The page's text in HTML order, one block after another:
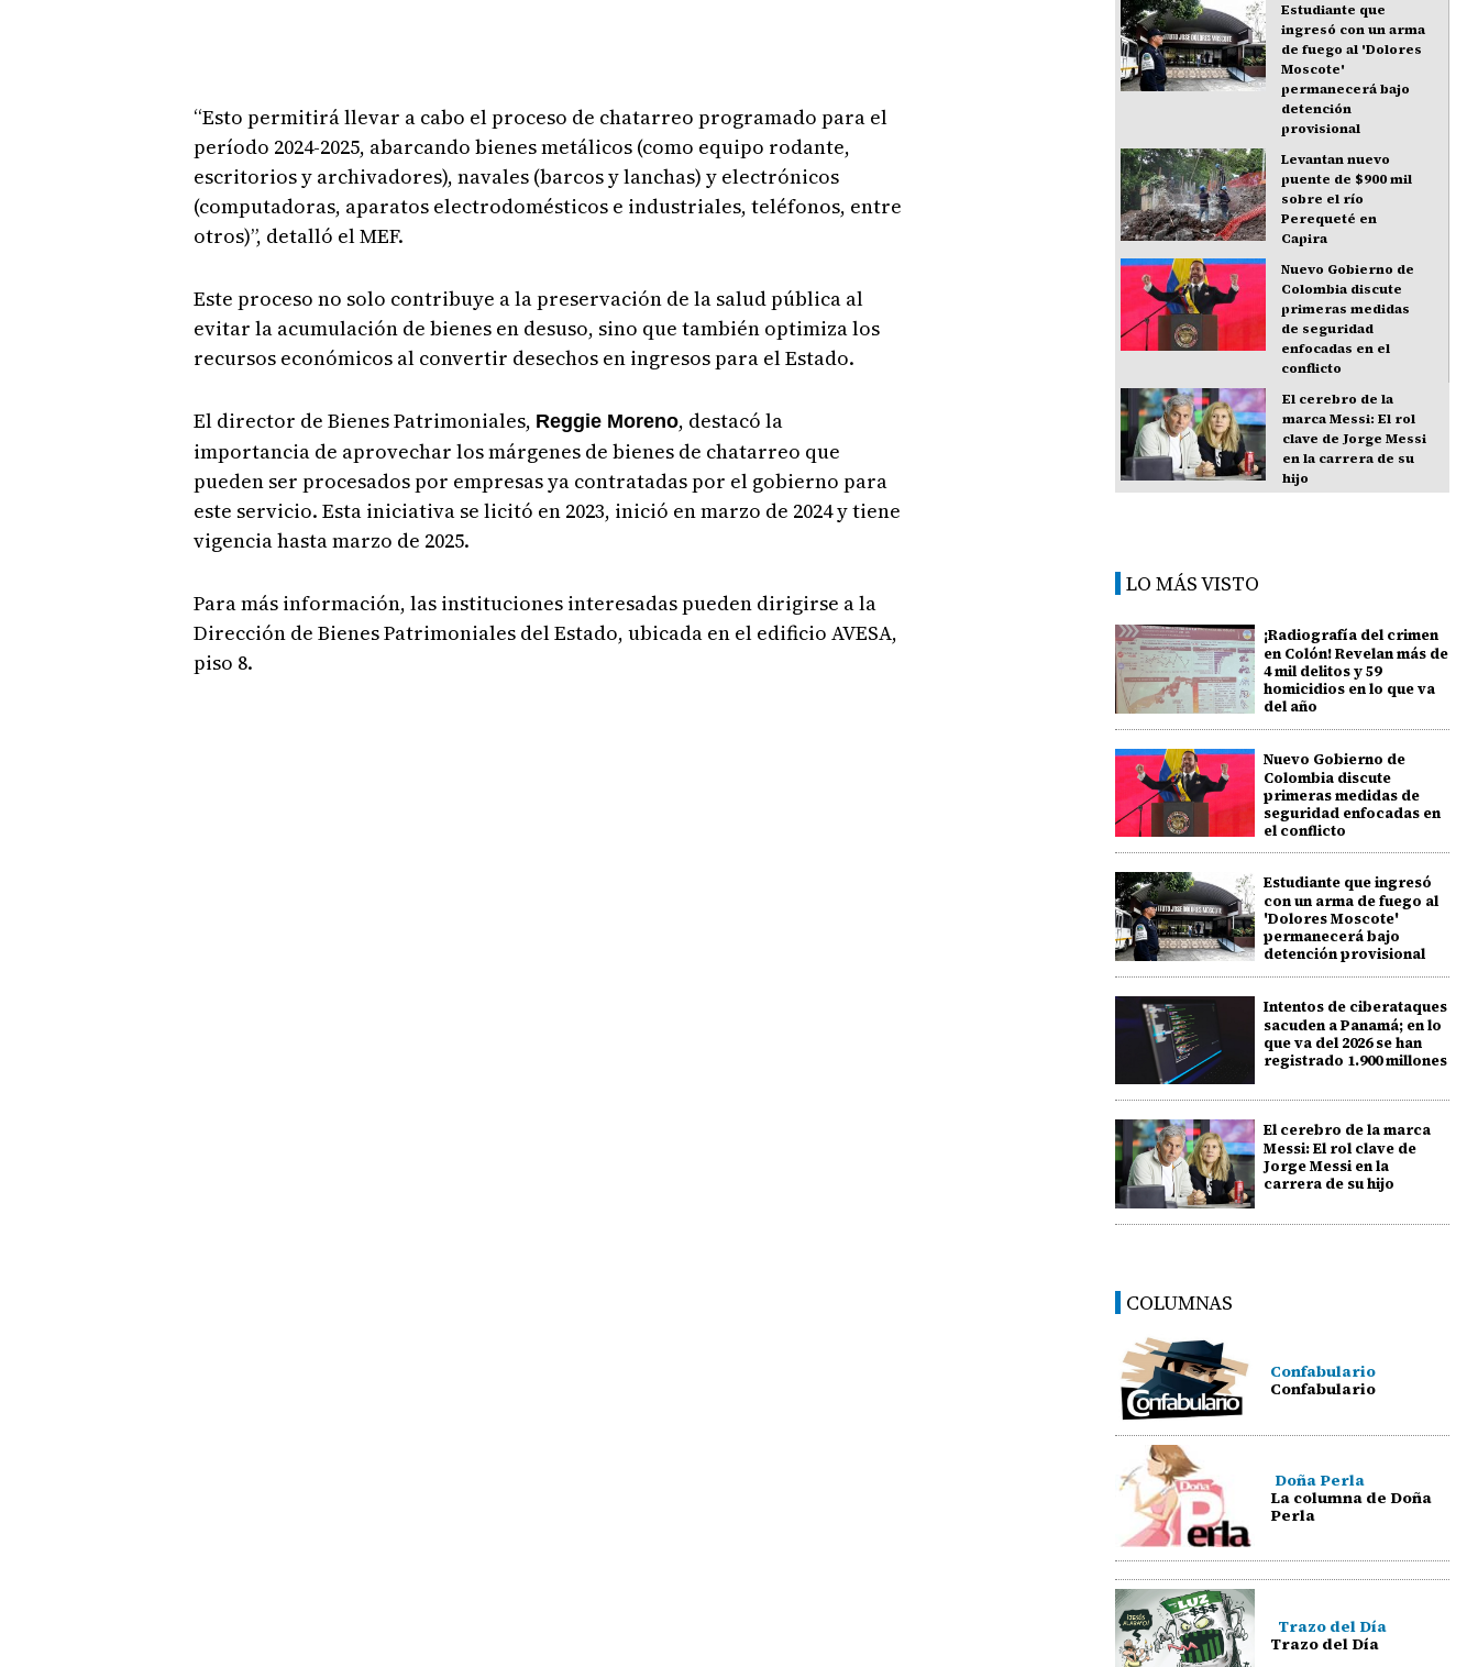
“Esto permitirá llevar a cabo el proceso de chatarreo programado para el
período 2024-2025, abarcando bienes metálicos (como equipo rodante,
escritorios y archivadores), navales (barcos y lanchas) y electrónicos
(computadoras, aparatos electrodomésticos e industriales, teléfonos, entre
otros)”, detalló el MEF.
Este proceso no solo contribuye a la preservación de la salud pública al
evitar la acumulación de bienes en desuso, sino que también optimiza los
recursos económicos al convertir desechos en ingresos para el Estado.
El director de Bienes Patrimoniales, Reggie Moreno, destacó la
importancia de aprovechar los márgenes de bienes de chatarreo que
pueden ser procesados por empresas ya contratadas por el gobierno para
este servicio. Esta iniciativa se licitó en 2023, inició en marzo de 2024 y tiene
vigencia hasta marzo de 2025.
Para más información, las instituciones interesadas pueden dirigirse a la
Dirección de Bienes Patrimoniales del Estado, ubicada en el edificio AVESA,
piso 8.
Estudiante que
ingresó con un arma
de fuego al 'Dolores
Moscote'
permanecerá bajo
detención
provisional
Levantan nuevo
puente de $900 mil
sobre el río
Perequeté en
Capira
Nuevo Gobierno de
Colombia discute
primeras medidas
de seguridad
enfocadas en el
conflicto
El cerebro de la
marca Messi: El rol
clave de Jorge Messi
en la carrera de su
hijo
LO MÁS VISTO
¡Radiografía del crimen
en Colón! Revelan más de
4 mil delitos y 59
homicidios en lo que va
del año
Nuevo Gobierno de
Colombia discute
primeras medidas de
seguridad enfocadas en
el conflicto
Estudiante que ingresó
con un arma de fuego al
'Dolores Moscote'
permanecerá bajo
detención provisional
Intentos de ciberataques
sacuden a Panamá; en lo
que va del 2026 se han
registrado 1.900 millones
El cerebro de la marca
Messi: El rol clave de
Jorge Messi en la
carrera de su hijo
COLUMNAS
Confabulario
Confabulario
Doña Perla
La columna de Doña
Perla
Trazo del Día
Trazo del Día